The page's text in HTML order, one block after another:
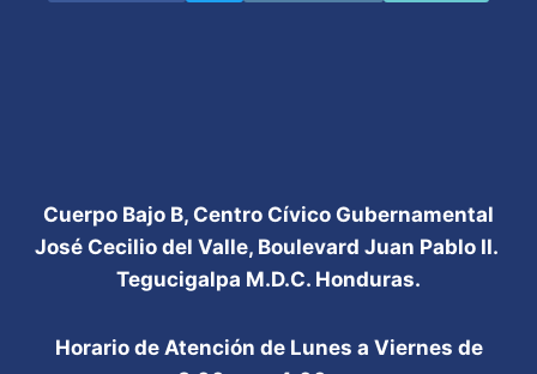
Cuerpo Bajo B, Centro Cívico Gubernamental
José Cecilio del Valle, Boulevard Juan Pablo II.
Tegucigalpa M.D.C. Honduras.
Horario de Atención de Lunes a Viernes de